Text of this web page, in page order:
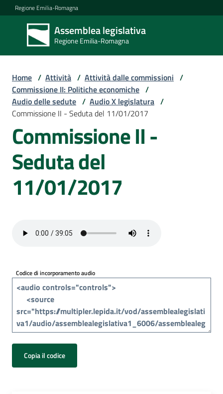
Vai al contenuto
Vai alla navigazione
Vai al footer
Regione Emilia-Romagna
Assemblea legislativa
Regione Emilia-Romagna
Assemblea
legislativa
Regione Emilia-
Assemblea
Attività
Argomenti
Per
cittadini
Home / Attività / Attività dalle commissioni /
Commissione II: Politiche economiche /
Audio delle sedute / Audio X legislatura /
Commissione II - Seduta del 11/01/2017
Commissione II -
Seduta del
11/01/2017
Codice di incorporamento audio
Copia il codice